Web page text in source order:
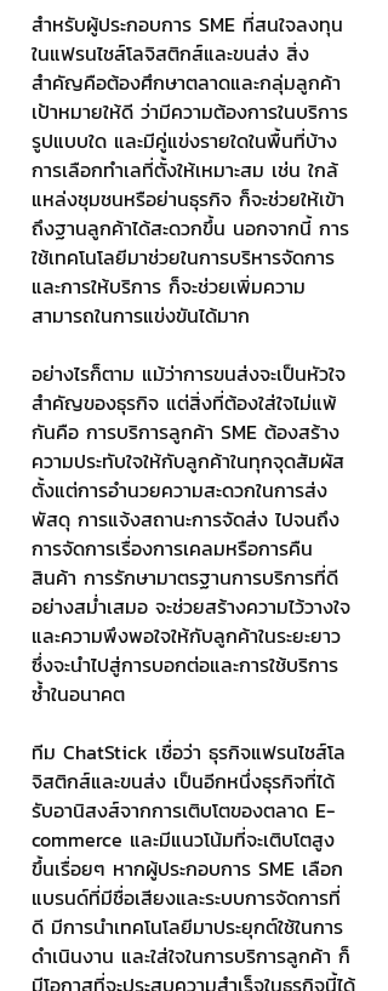
สำหรับผู้ประกอบการ SME ที่สนใจลงทุน
ในแฟรนไชส์โลจิสติกส์และขนส่ง สิ่ง
สำคัญคือต้องศึกษาตลาดและกลุ่มลูกค้า
เป้าหมายให้ดี ว่ามีความต้องการในบริการ
รูปแบบใด และมีคู่แข่งรายใดในพื้นที่บ้าง
การเลือกทำเลที่ตั้งให้เหมาะสม เช่น ใกล้
แหล่งชุมชนหรือย่านธุรกิจ ก็จะช่วยให้เข้า
ถึงฐานลูกค้าได้สะดวกขึ้น นอกจากนี้ การ
ใช้เทคโนโลยีมาช่วยในการบริหารจัดการ
และการให้บริการ ก็จะช่วยเพิ่มความ
สามารถในการแข่งขันได้มาก
อย่างไรก็ตาม แม้ว่าการขนส่งจะเป็นหัวใจ
สำคัญของธุรกิจ แต่สิ่งที่ต้องใส่ใจไม่แพ้
กันคือ การบริการลูกค้า SME ต้องสร้าง
ความประทับใจให้กับลูกค้าในทุกจุดสัมผัส
ตั้งแต่การอำนวยความสะดวกในการส่ง
พัสดุ การแจ้งสถานะการจัดส่ง ไปจนถึง
การจัดการเรื่องการเคลมหรือการคืน
สินค้า การรักษามาตรฐานการบริการที่ดี
อย่างสม่ำเสมอ จะช่วยสร้างความไว้วางใจ
และความพึงพอใจให้กับลูกค้าในระยะยาว
ซึ่งจะนำไปสู่การบอกต่อและการใช้บริการ
ซ้ำในอนาคต
ทีม ChatStick เชื่อว่า ธุรกิจแฟรนไชส์โล
จิสติกส์และขนส่ง เป็นอีกหนึ่งธุรกิจที่ได้
รับอานิสงส์จากการเติบโตของตลาด E-
commerce และมีแนวโน้มที่จะเติบโตสูง
ขึ้นเรื่อยๆ หากผู้ประกอบการ SME เลือก
แบรนด์ที่มีชื่อเสียงและระบบการจัดการที่
ดี มีการนำเทคโนโลยีมาประยุกต์ใช้ในการ
ดำเนินงาน และใส่ใจในการบริการลูกค้า ก็
มีโอกาสที่จะประสบความสำเร็จในธุรกิจนี้ได้